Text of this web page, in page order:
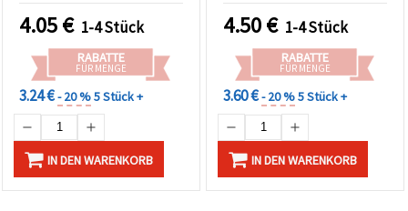
4.05€ 1-4 Stück
RABATTE
FÜR MENGE
3.24 €- 20 %5 Stück +
IN DEN WARENKORB
4.50€ 1-4 Stück
RABATTE
FÜR MENGE
3.60 €- 20 %5 Stück +
IN DEN WARENKORB